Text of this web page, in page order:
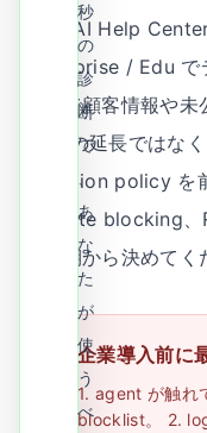
OpenAI Help
Enterprise / Edu で
業務で顧客情報や
plan の延長ではな
retention policy を
website blocking
入初期から決めてく
企業導入前に
1. agent が触れ
blocklist。 2.
秒
の
診
断
で
、
あ
な
た
が
使
う
べ